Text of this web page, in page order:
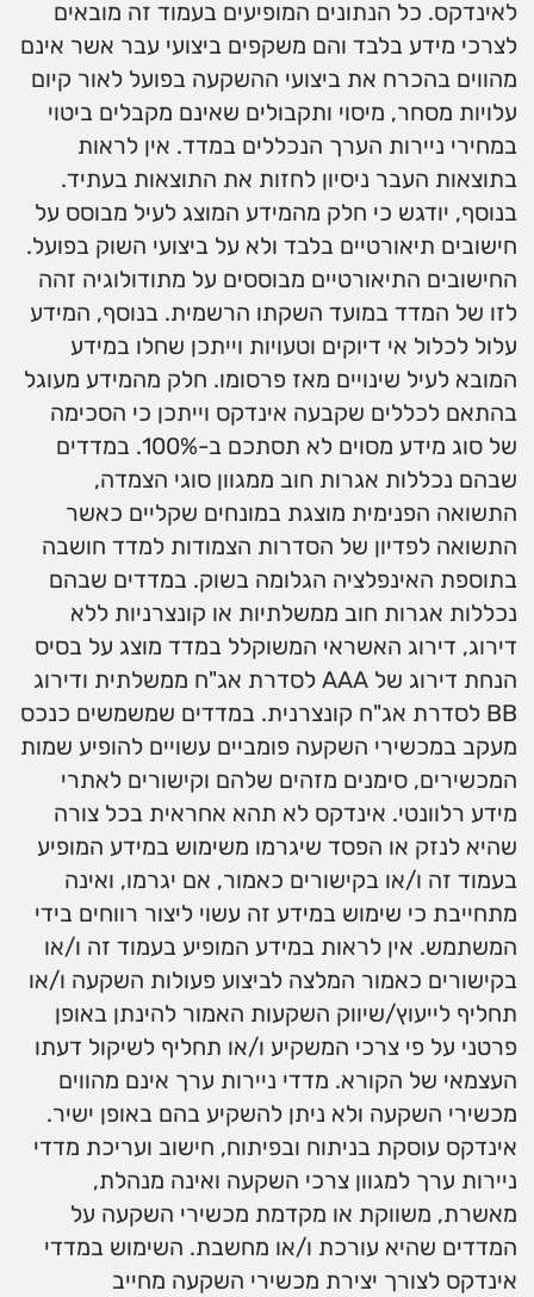
לאינדקס. כל הנתונים המופיעים בעמוד זה מובאים
לצרכי מידע בלבד והם משקפים ביצועי עבר אשר אינם
מהווים בהכרח את ביצועי ההשקעה בפועל לאור קיום
עלויות מסחר, מיסוי ותקבולים שאינם מקבלים ביטוי
במחירי ניירות הערך הנכללים במדד. אין לראות
בתוצאות העבר ניסיון לחזות את התוצאות בעתיד.
בנוסף, יודגש כי חלק מהמידע המוצג לעיל מבוסס על
חישובים תיאורטיים בלבד ולא על ביצועי השוק בפועל.
החישובים התיאורטיים מבוססים על מתודולוגיה זהה
לזו של המדד במועד השקתו הרשמית. בנוסף, המידע
עלול לכלול אי דיוקים וטעויות וייתכן שחלו במידע
המובא לעיל שינויים מאז פרסומו. חלק מהמידע מעוגל
בהתאם לכללים שקבעה אינדקס וייתכן כי הסכימה
של סוג מידע מסוים לא תסתכם ב-100%. במדדים
שבהם נכללות אגרות חוב ממגוון סוגי הצמדה,
התשואה הפנימית מוצגת במונחים שקליים כאשר
התשואה לפדיון של הסדרות הצמודות למדד חושבה
בתוספת האינפלציה הגלומה בשוק. במדדים שבהם
נכללות אגרות חוב ממשלתיות או קונצרניות ללא
דירוג, דירוג האשראי המשוקלל במדד מוצג על בסיס
הנחת דירוג של AAA לסדרת אג"ח ממשלתית ודירוג
BB לסדרת אג"ח קונצרנית. במדדים שמשמשים כנכס
מעקב במכשירי השקעה פומביים עשויים להופיע שמות
המכשירים, סימנים מזהים שלהם וקישורים לאתרי
מידע רלוונטי. אינדקס לא תהא אחראית בכל צורה
שהיא לנזק או הפסד שיגרמו משימוש במידע המופיע
בעמוד זה ו/או בקישורים כאמור, אם יגרמו, ואינה
מתחייבת כי שימוש במידע זה עשוי ליצור רווחים בידי
המשתמש. אין לראות במידע המופיע בעמוד זה ו/או
בקישורים כאמור המלצה לביצוע פעולות השקעה ו/או
תחליף לייעוץ/שיווק השקעות האמור להינתן באופן
פרטני על פי צרכי המשקיע ו/או תחליף לשיקול דעתו
העצמאי של הקורא. מדדי ניירות ערך אינם מהווים
מכשירי השקעה ולא ניתן להשקיע בהם באופן ישיר.
אינדקס עוסקת בניתוח ובפיתוח, חישוב ועריכת מדדי
ניירות ערך למגוון צרכי השקעה ואינה מנהלת,
מאשרת, משווקת או מקדמת מכשירי השקעה על
המדדים שהיא עורכת ו/או מחשבת. השימוש במדדי
אינדקס לצורך יצירת מכשירי השקעה מחייב